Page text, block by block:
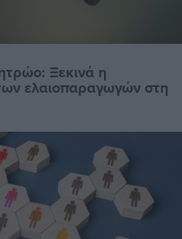
Ξεκινά η
ελαιοπαραγωγών στη